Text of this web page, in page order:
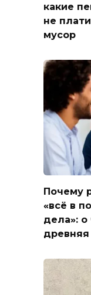
какие
не
мусор
Почему
«всё в
дела»: